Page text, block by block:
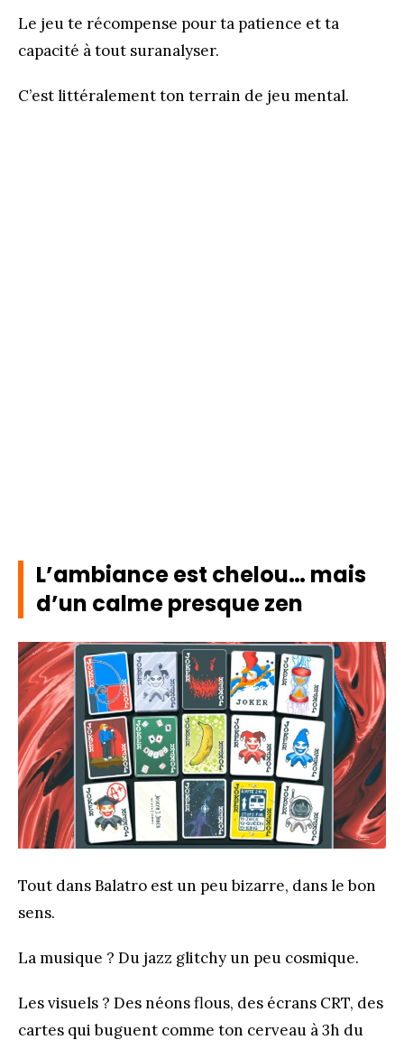
Le jeu te récompense pour ta patience et ta
capacité à tout suranalyser.
C’est littéralement ton terrain de jeu mental.
L’ambiance est chelou… mais
d’un calme presque zen
Tout dans Balatro est un peu bizarre, dans le bon
sens.
La musique ? Du jazz glitchy un peu cosmique.
Les visuels ? Des néons flous, des écrans CRT, des
cartes qui buguent comme ton cerveau à 3h du